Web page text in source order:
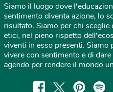
Siamo il luogo dove
sentimento diventa azione, lo
risultato. Siamo per chi
etici, nel pieno rispetto
viventi in esso presenti. Siamo
vivere con sentimento e di
agendo per rendere il mondo